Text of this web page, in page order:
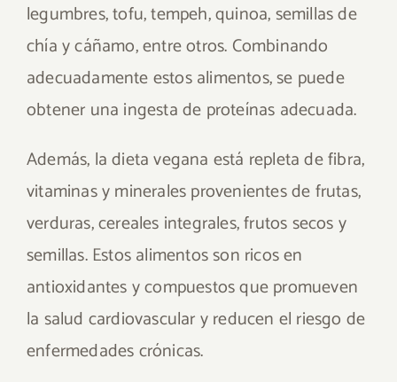
legumbres, tofu, tempeh, quinoa, semillas de
chía y cáñamo, entre otros. Combinando
adecuadamente estos alimentos, se puede
obtener una ingesta de proteínas adecuada.
Además, la dieta vegana está repleta de fibra,
vitaminas y minerales provenientes de frutas,
verduras, cereales integrales, frutos secos y
semillas. Estos alimentos son ricos en
antioxidantes y compuestos que promueven
la salud cardiovascular y reducen el riesgo de
enfermedades crónicas.